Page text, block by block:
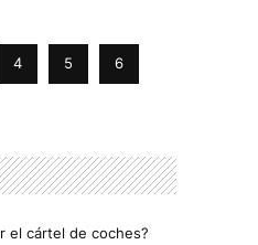
4 5 6
el cártel de coches?